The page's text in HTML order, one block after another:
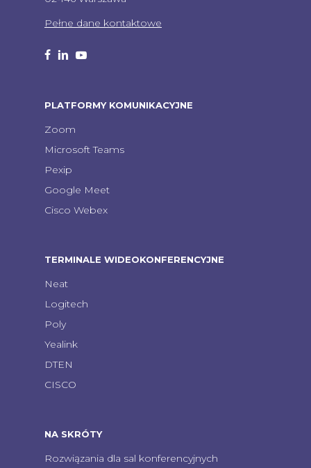
Pełne dane kontaktowe
facebook
linkedinyoutube
PLATFORMY KOMUNIKACYJNE
Zoom
Microsoft Teams
Pexip
Google Meet
Cisco Webex
TERMINALE WIDEOKONFERENCYJNE
Neat
Logitech
Poly
Yealink
DTEN
CISCO
NA SKRÓTY
Rozwiązania dla sal konferencyjnych